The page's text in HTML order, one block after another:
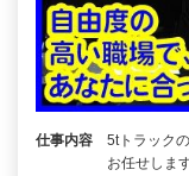
仕事内容
5tトラック
お任せしま